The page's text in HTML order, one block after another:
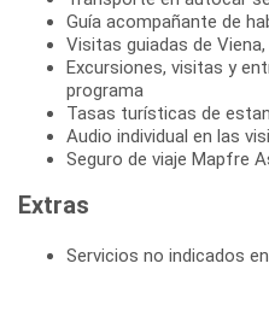
Guía acompañante de
Visitas guiadas de
Excursiones, visitas y
programa
Tasas turísticas de
Audio individual en las
Seguro de viaje Mapfre
Extras
Servicios no indicados